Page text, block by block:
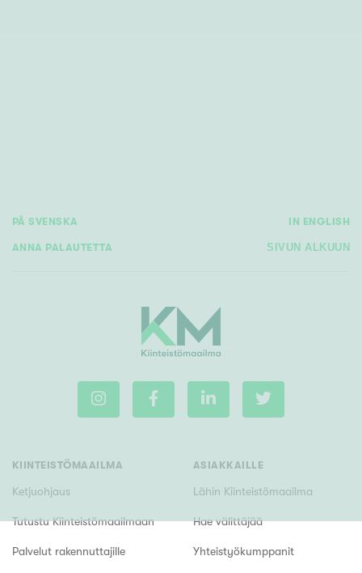
PÅ SVENSKA IN ENGLISH
ANNA PALAUTETTA SIVUN ALKUUN
KIINTEISTÖMAAILMA
Ketjuohjaus
Tutustu Kiinteistömaailmaan
Palvelut rakennuttajille
ASIAKKAILLE
Lähin Kiinteistömaailma
Hae välittäjää
Yhteistyökumppanit